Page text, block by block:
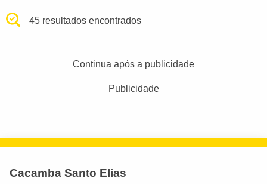
45 resultados encontrados
Continua após a publicidade
Publicidade
Cacamba Santo Elias